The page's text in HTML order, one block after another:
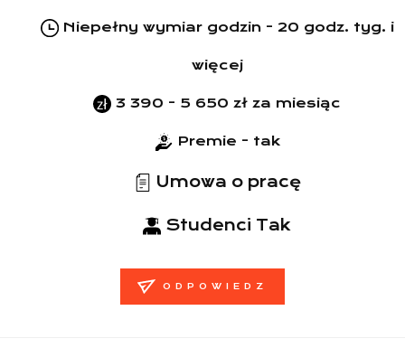
Niepełny wymiar godzin - 20 godz. tyg. i
więcej
3 390 - 5 650 zł za miesiąc
Premie - tak
Umowa o pracę
Studenci Tak
ODPOWIEDZ